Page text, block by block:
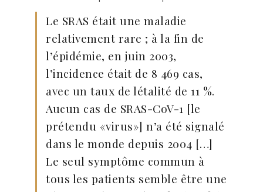
Le SRAS était une maladie
relativement rare ; à la fin de
l’épidémie, en juin 2003,
l’incidence était de 8 469 cas,
avec un taux de létalité de 11 %.
Aucun cas de SRAS-CoV-1 [le
prétendu «virus»] n’a été signalé
dans le monde depuis 2004 […]
Le seul symptôme commun à
tous les patients semble être une